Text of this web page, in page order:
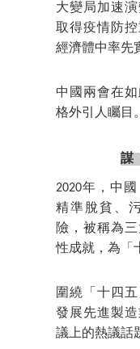
大變局加速
取得疫情防
經濟體中率先
中國兩會在
格外引人矚目。
謀
2020年，中
精準脫貧、
險，被稱為
性成就，為「
圍繞「十四
發展先進製
議上的熱議話